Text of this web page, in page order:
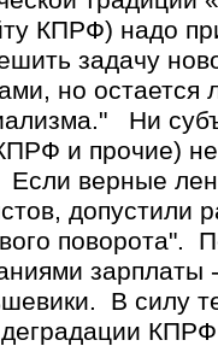
КПРФ) надо
задачу
но
Ни
и прочие)
Если верные
допустили
поворота".
зарплаты
В силу
деградации